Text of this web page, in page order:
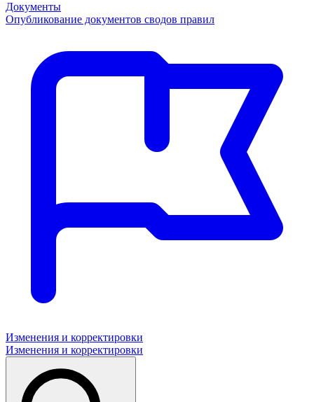
Документы
Опубликование документов сводов правил
Изменения и корректировки
Изменения и корректировки